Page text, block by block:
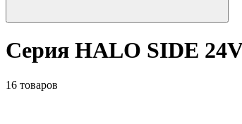
Серия HALO SIDE
16 товаров